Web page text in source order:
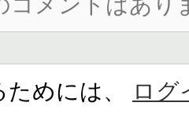
めには、 ログ